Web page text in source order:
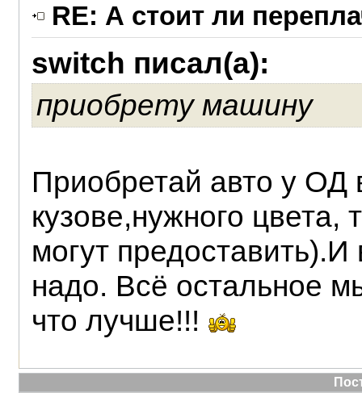
RE: А стоит ли
switch писал(а):
приобрету машину
Приобретай авто у ОД
кузове,нужного цвета,
могут
надо. Всё остальное
что лучше!!!